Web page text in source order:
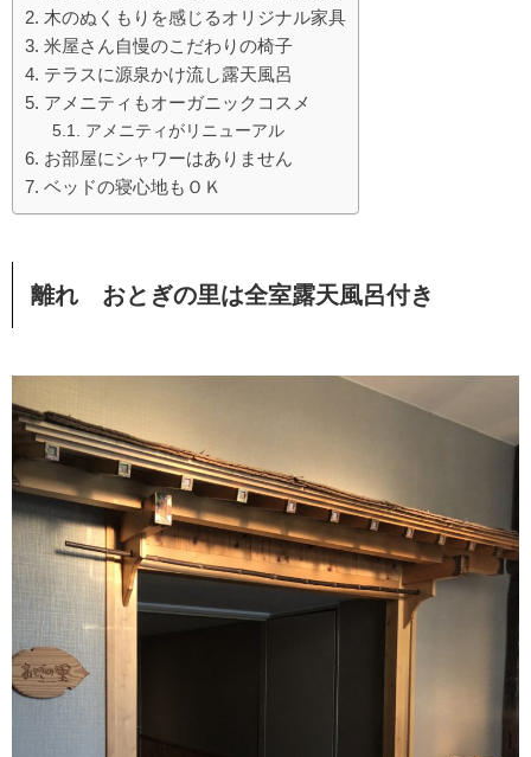
木のぬくもりを感じるオリジナル家具
米屋さん自慢のこだわりの椅子
テラスに源泉かけ流し露天風呂
アメニティもオーガニックコスメ
アメニティがリニューアル
お部屋にシャワーはありません
ベッドの寝心地もＯＫ
離れ おとぎの里は全室露天風呂付き